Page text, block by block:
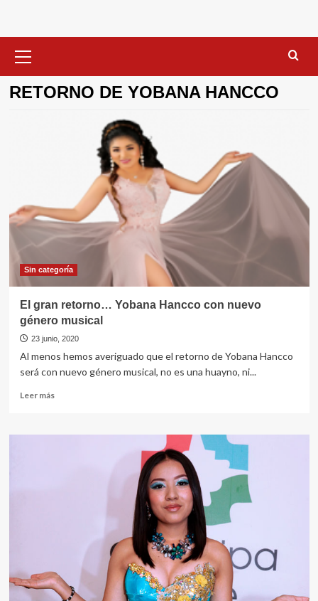
primario
RETORNO DE YOBANA HANCCO
Sin categorí­a
El gran retorno… Yobana Hancco con nuevo
género musical
23 junio, 2020
Al menos hemos averiguado que el retorno de Yobana Hancco
será con nuevo género musical, no es una huayno, ni...
Leer másLeer
El